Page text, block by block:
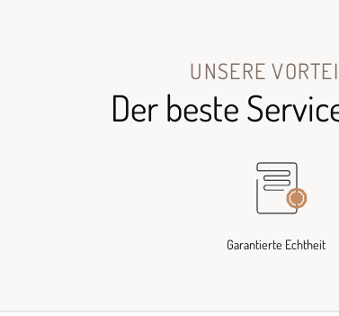
UNSERE
Der beste
Garantierte Echtheit